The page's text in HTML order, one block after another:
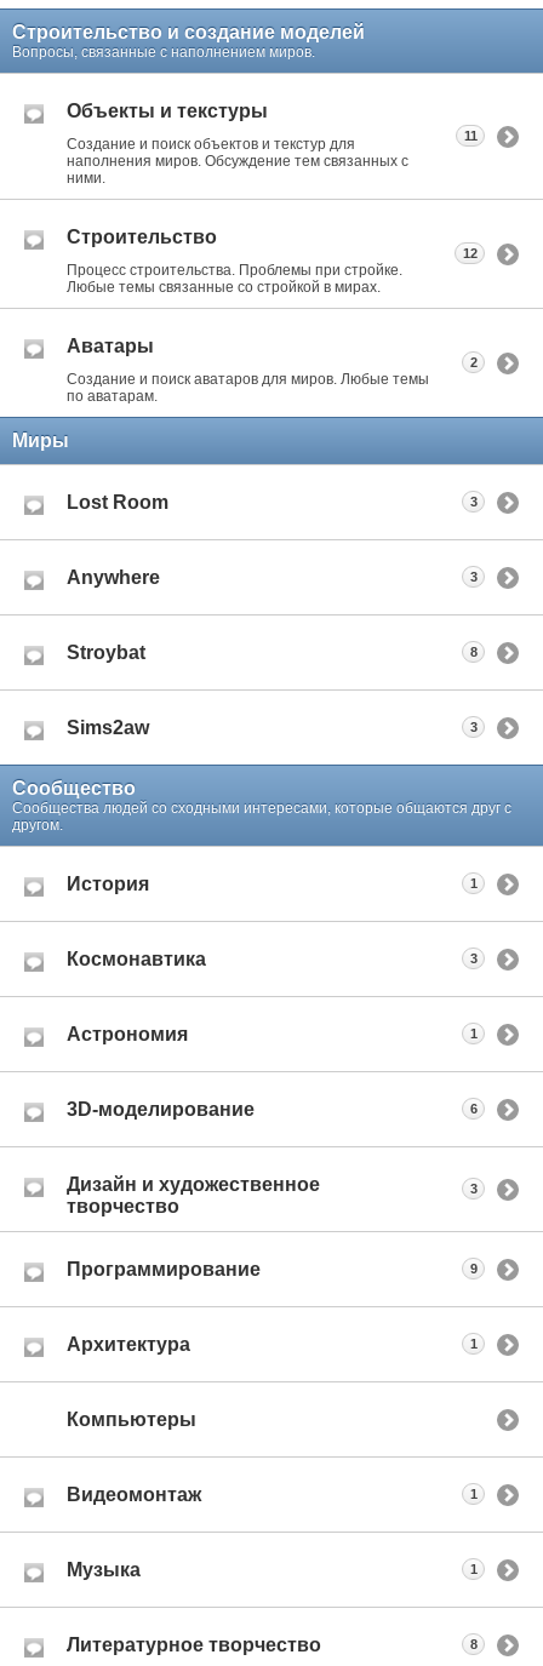
Строительство и создание моделей
Вопросы, связанные с наполнением миров.
Объекты и текстуры
Создание и поиск объектов и текстур для
наполнения миров. Обсуждение тем связанных с
ними.
11
Строительство
Процесс строительства. Проблемы при стройке.
Любые темы связанные со стройкой в мирах.
12
Аватары
Создание и поиск аватаров для миров. Любые темы
по аватарам.
2
Миры
Lost Room 3
Anywhere 3
Stroybat 8
Sims2aw 3
Сообщество
Сообщества людей со сходными интересами, которые общаются друг с
другом.
История 1
Космонавтика 3
Астрономия 1
3D-моделирование 6
Дизайн и художественное
творчество
3
Программирование 9
Архитектура 1
Компьютеры
Видеомонтаж 1
Музыка 1
Литературное творчество 8